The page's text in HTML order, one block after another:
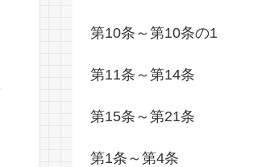
第10条～第10条の1
第11条～第14条
第15条～第21条
第1条～第4条